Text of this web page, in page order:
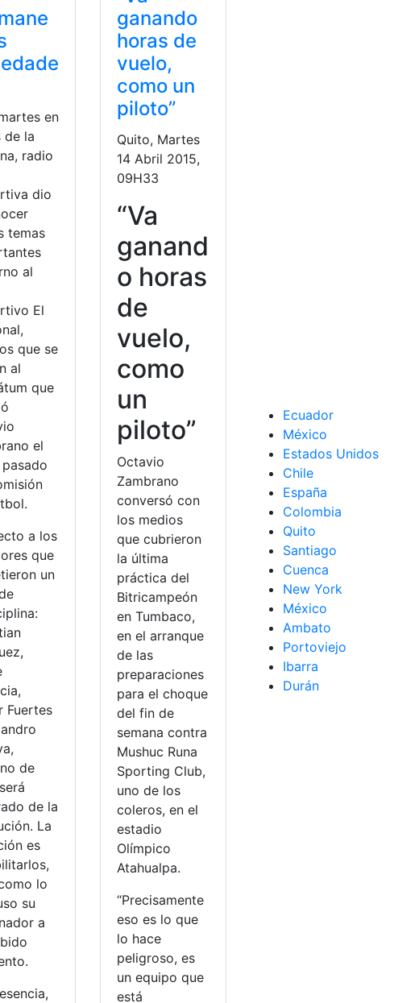
en
de la
radio
dio
temas
al
El
que se
al
que
el
a los
que
un
Fuertes
de
de la
La
es
lo
su
a
ganando
horas de
vuelo,
como un
piloto”
Quito, Martes
14 Abril 2015,
09H33
“Va
ganand
o horas
de
vuelo,
como
un
piloto”
Octavio
Zambrano
conversó con
los medios
que cubrieron
la última
práctica del
Bitricampeón
en Tumbaco,
en el arranque
de las
preparaciones
para el choque
del fin de
semana contra
Mushuc Runa
Sporting Club,
uno de los
coleros, en el
estadio
Olímpico
Atahualpa.
“Precisamente
eso es lo que
lo hace
peligroso, es
un equipo que
está
Ecuador
México
Estados Unidos
Chile
España
Colombia
Quito
Santiago
Cuenca
New York
México
Ambato
Portoviejo
Ibarra
Durán